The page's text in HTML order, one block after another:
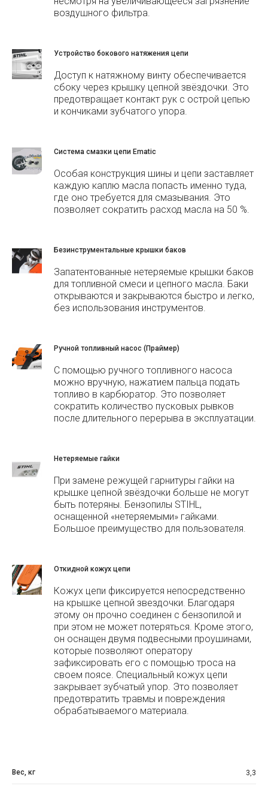
воздушного фильтра.
Устройство бокового натяжения цепи
Доступ к натяжному винту обеспечивается
сбоку через крышку цепной звёздочки. Это
предотвращает контакт рук с острой цепью
и кончиками зубчатого упора.
Система смазки цепи Ematic
Особая конструкция шины и цепи заставляет
каждую каплю масла попасть именно туда,
где оно требуется для смазывания. Это
позволяет сократить расход масла на 50 %.
Безинструментальные крышки баков
Запатентованные нетеряемые крышки баков
для топливной смеси и цепного масла. Баки
открываются и закрываются быстро и легко,
без использования инструментов.
Ручной топливный насос (Праймер)
С помощью ручного топливного насоса
можно вручную, нажатием пальца подать
топливо в карбюратор. Это позволяет
сократить количество пусковых рывков
после длительного перерыва в эксплуатации.
Нетеряемые гайки
При замене режущей гарнитуры гайки на
крышке цепной звёздочки больше не могут
быть потеряны. Бензопилы STIHL,
оснащенной «нетеряемыми» гайками.
Большое преимущество для пользователя.
Откидной кожух цепи
Кожух цепи фиксируется непосредственно
на крышке цепной звездочки. Благодаря
этому он прочно соединен с бензопилой и
при этом не может потеряться. Кроме этого,
он оснащен двумя подвесными проушинами,
которые позволяют оператору
зафиксировать его с помощью троса на
своем поясе. Специальный кожух цепи
закрывает зубчатый упор. Это позволяет
предотвратить травмы и повреждения
обрабатываемого материала.
Вес, кг 3,3